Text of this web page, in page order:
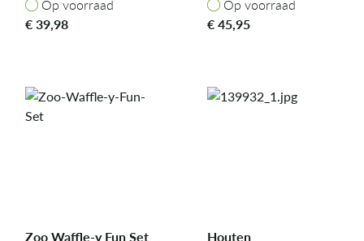
Op voorraad
€39,98
Op voorraad
€45,95
Zoo Waffle-y Fun Set
Houten